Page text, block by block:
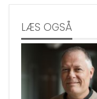
LÆS OGSÅ